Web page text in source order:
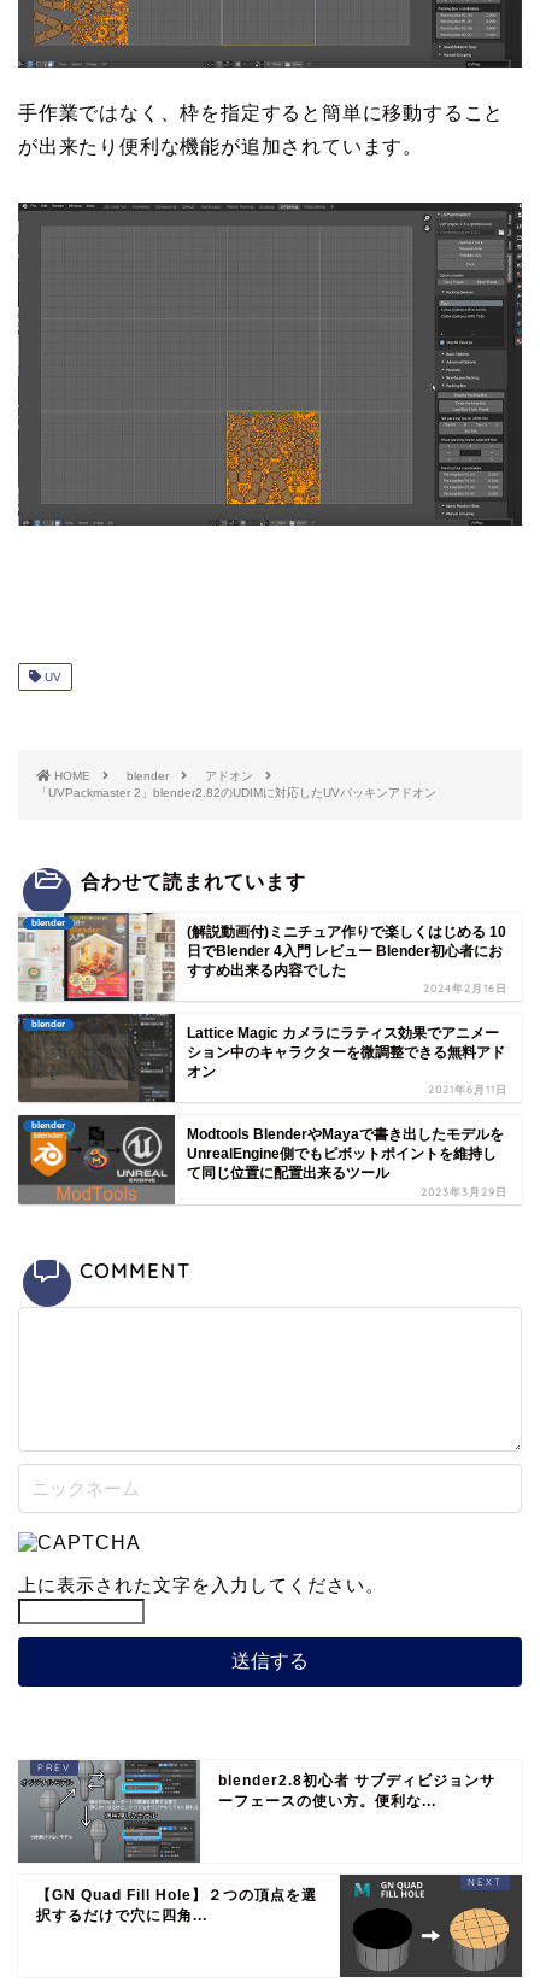
手作業ではなく、枠を指定すると簡単に移動すること
が出来たり便利な機能が追加されています。
UV
HOME blender
アドオン
「UVPackmaster 2」blender2.82のUDIMに対応したUVパッキンアドオン
合わせて読まれています
blender
(解説動画付)ミニチュア作りで楽しくはじめる 10
日でBlender 4入門 レビュー Blender初心者にお
すすめ出来る内容でした
2024年2月16日
blender
Lattice Magic カメラにラティス効果でアニメー
ション中のキャラクターを微調整できる無料アド
オン
2021年6月11日
blender
Modtools BlenderやMayaで書き出したモデルを
UnrealEngine側でもピボットポイントを維持し
て同じ位置に配置出来るツール
2023年3月29日
COMMENT
上に表示された文字を入力してください。
blender2.8初心者 サブディビジョンサ
ーフェースの使い方。便利な...
【GN Quad Fill Hole】２つの頂点を選
択するだけで穴に四角...